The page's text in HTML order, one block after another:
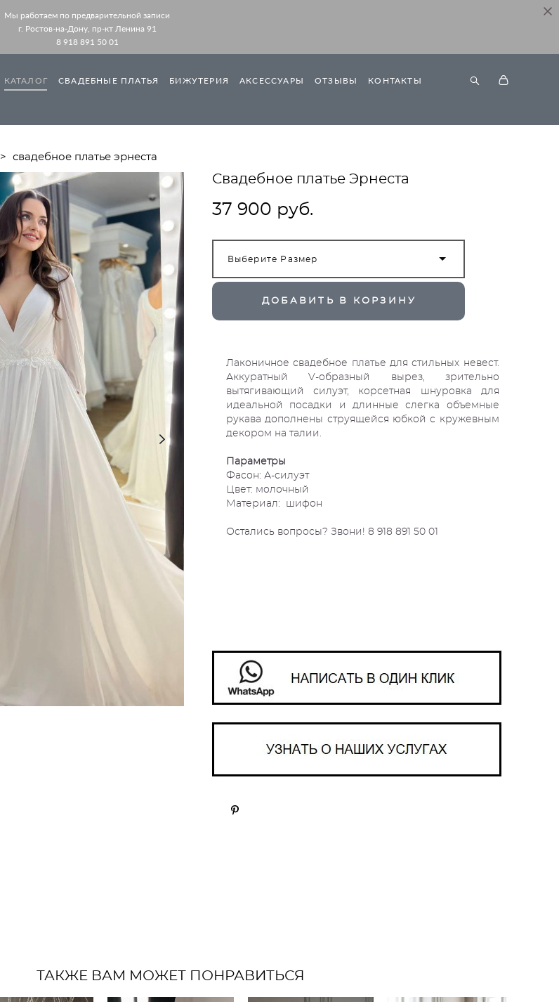
Мы работаем по предварительной записи
г. Ростов-на-Дону, пр-кт Ленина 91
8 918 891 50 01
КАТАЛОГ СВАДЕБНЫЕ ПЛАТЬЯ БИЖУТЕРИЯ АКСЕССУАРЫ ОТЗЫВЫ
КОНТАКТЫ
> свадебное платье эрнеста
Свадебное платье Эрнеста
37 900 pуб.
Выберите Размер
ДОБАВИТЬ В КОРЗИНУ
Лаконичное свадебное платье для стильных невест.
Аккуратный V-образный вырез, зрительно
вытягивающий силуэт, корсетная шнуровка для
идеальной посадки и длинные слегка объемные
рукава дополнены струящейся юбкой с кружевным
декором на талии.
Параметры
Фасон: А-силуэт
Цвет: молочный
Материал: шифон
Остались вопросы? Звони! 8 918 891 50 01
ТАКЖЕ ВАМ МОЖЕТ ПОНРАВИТЬСЯ